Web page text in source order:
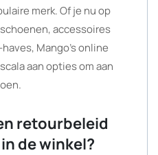
merk. Of je nu op
accessoires
Mango’s online
aan opties om aan
retourbeleid
de winkel?